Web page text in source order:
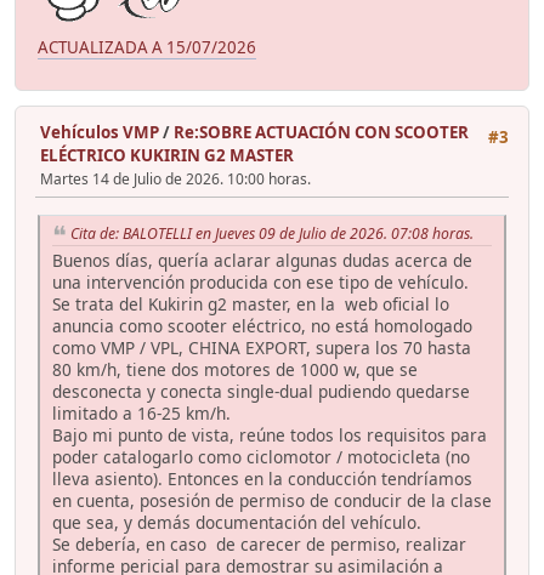
ACTUALIZADA A 15/07/2026
#3
Vehículos VMP/ Re:SOBRE ACTUACIÓN CON SCOOTER
ELÉCTRICO KUKIRIN G2 MASTER
Martes 14 de Julio de 2026. 10:00 horas.
Cita de: BALOTELLI en Jueves 09 de Julio de 2026. 07:08 horas.
Buenos días, quería aclarar algunas dudas acerca de
una intervención producida con ese tipo de vehículo.
Se trata del Kukirin g2 master, en la web oficial lo
anuncia como scooter eléctrico, no está homologado
como VMP / VPL, CHINA EXPORT, supera los 70 hasta
80 km/h, tiene dos motores de 1000 w, que se
desconecta y conecta single-dual pudiendo quedarse
limitado a 16-25 km/h.
Bajo mi punto de vista, reúne todos los requisitos para
poder catalogarlo como ciclomotor / motocicleta (no
lleva asiento). Entonces en la conducción tendríamos
en cuenta, posesión de permiso de conducir de la clase
que sea, y demás documentación del vehículo.
Se debería, en caso de carecer de permiso, realizar
informe pericial para demostrar su asimilación a